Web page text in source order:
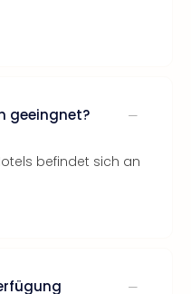
geeingnet?
befindet sich an